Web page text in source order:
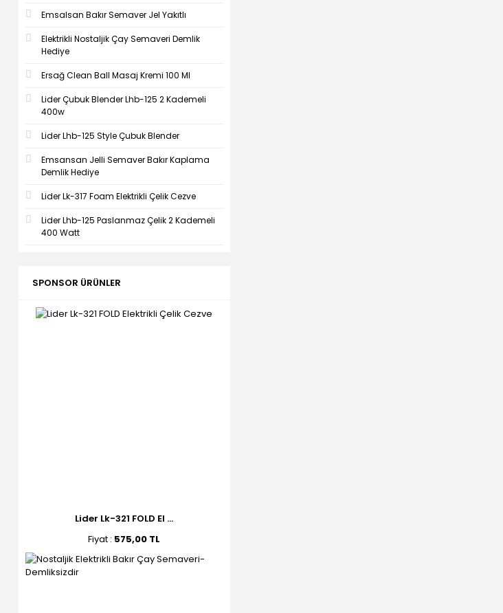
Emsalsan Bakır Semaver Jel Yakıtlı
Elektrikli Nostaljik Çay Semaveri Demlik
Hediye
Ersağ Clean Ball Masaj Kremi 100 Ml
Lider Çubuk Blender Lhb-125 2 Kademeli
400w
Lider Lhb-125 Style Çubuk Blender
Emsansan Jelli Semaver Bakır Kaplama
Demlik Hediye
Lider Lk-317 Foam Elektrikli Çelik Cezve
Lider Lhb-125 Paslanmaz Çelik 2 Kademeli
400 Watt
SPONSOR ÜRÜNLER
Lider Lk-321 FOLD El ...
Fiyat : 575,00 TL